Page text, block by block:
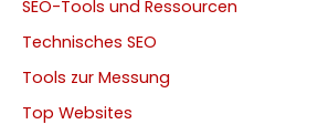
SEO-Tools und Ressourcen
Technisches SEO
Tools zur Messung
Top Websites